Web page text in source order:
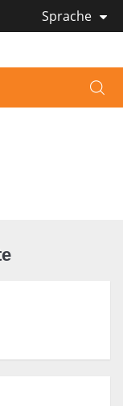
Sprache